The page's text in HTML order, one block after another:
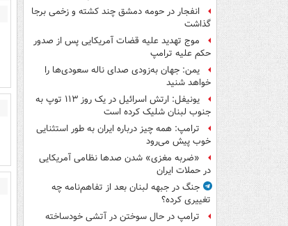
انفجار در حومه دمشق چند کشته و زخمی برجا
گذاشت
موج تهدید علیه قضات آمریکایی پس از صدور
حکم علیه ترامپ
یمن: جهان به‌زودی صدای ناله سعودی‌ها را
خواهد شنید
یونیفل: ارتش اسرائیل در یک روز ۱۱۳ توپ به
جنوب لبنان شلیک کرده است
ترامپ: همه چیز درباره ایران به طور استثنایی
خوب پیش می‌رود
«ضربه مغزی» شدن صدها نظامی آمریکایی
در حملات ایران
جنگ در جبهه لبنان بعد از تفاهم‌نامه چه
تغییری کرده؟
ترامپ در حال سوختن در آتشی خودساخته